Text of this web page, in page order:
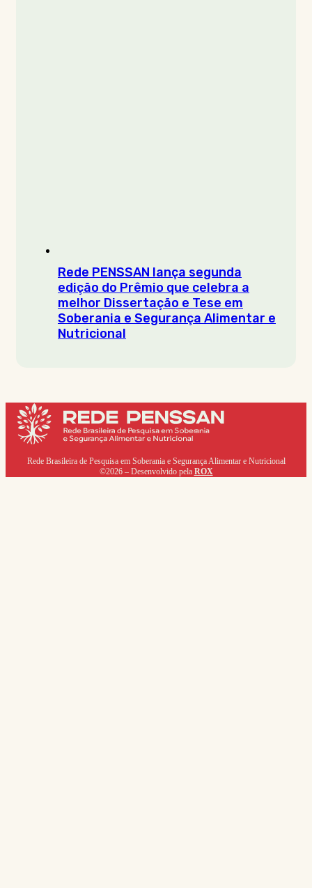
Rede PENSSAN lança segunda
edição do Prêmio que celebra a
melhor Dissertação e Tese em
Soberania e Segurança Alimentar e
Nutricional
Rede Brasileira de Pesquisa em Soberania e Segurança Alimentar e Nutricional
©2026 – Desenvolvido pela ROX